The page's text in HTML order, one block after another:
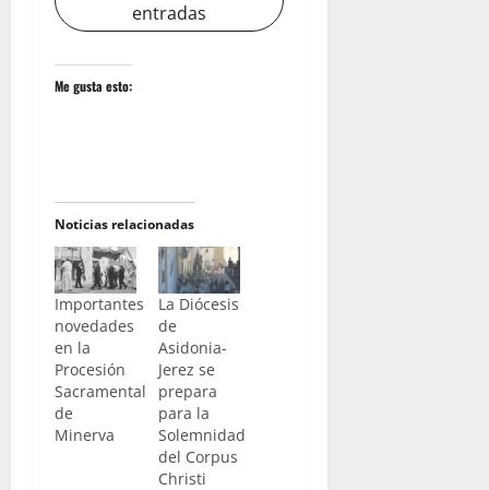
entradas
Me gusta esto:
Noticias relacionadas
Importantes
novedades
en la
Procesión
Sacramental
de
Minerva
La Diócesis
de
Asidonia-
Jerez se
prepara
para la
Solemnidad
del Corpus
Christi